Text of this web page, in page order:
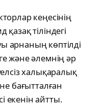
кеңесінің
тіліндегі
арнаның көптілді
және әлемнің әр
халықаралық
бағытталған
екенін айтты.